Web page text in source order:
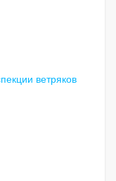
ветряков